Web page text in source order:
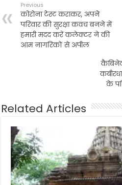
Previous
कोरोना टेस्ट कराकर, अपने
परिवार की सुरक्षा कवच बनने में
हमारी मदद करें कलेक्टर ने की
आम नागरिकों से अपील
के
Related Articles